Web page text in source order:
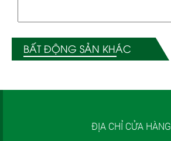
BẤT ĐỘNG SẢN KHÁC
ĐỊA CHỈ CỬA HÀNG